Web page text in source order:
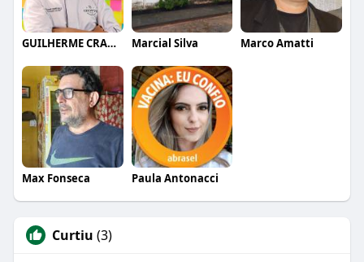
GUILHERME CRAMER BALLE Marcial Silva Marco Amatti
Max Fonseca Paula Antonacci
Curtiu (3)